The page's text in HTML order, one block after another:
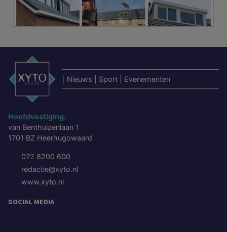
Nieuws | Sport | Evenementen
Hoofdvestiging:
van Benthuizenlaan 1
1701 BZ Heerhugowaard
072 8200 600
redactie@xyto.nl
www.xyto.nl
SOCIAL MEDIA